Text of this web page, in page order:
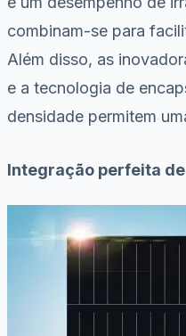
combinam-se para
Além disso, as
e a tecnologia de
densidade permitem
Integração perfeita